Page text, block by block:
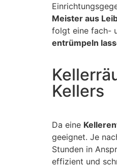
Meister aus
folgt eine fach-
entrümpeln
Kellers
Da eine
geeignet. Je
Stunden in
effizient und